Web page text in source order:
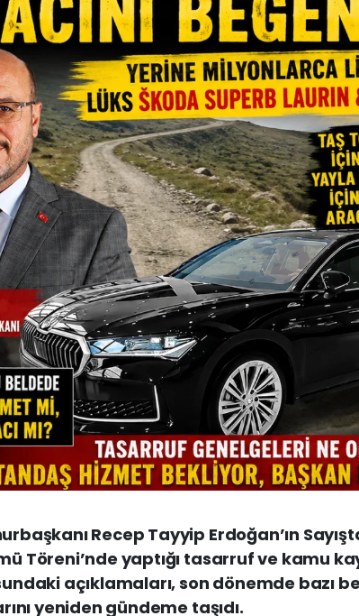
Recep Tayyip Erdoğan’ın
Töreni’nde yaptığı tasarruf ve kamu
açıklamaları, son dönemde bazı
yeniden gündeme taşıdı.